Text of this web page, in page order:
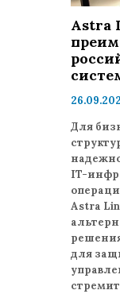
Astra
Для
IT-
Astra
для